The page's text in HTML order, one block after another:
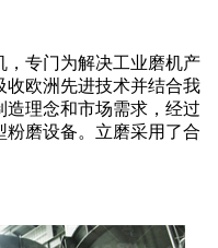
，专门为解决工业磨机产
收欧洲先进技术并结合我
理念和市场需求，经过
粉磨设备。立磨采用了合